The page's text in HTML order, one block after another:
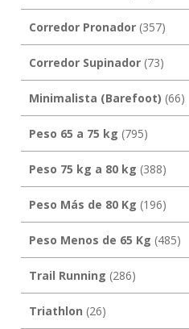
Corredor Pronador(357)
Corredor Supinador(73)
Minimalista (Barefoot) (66)
Peso 65 a 75 kg (795)
Peso 75 kg a 80 kg (388)
Peso Más de 80 Kg (196)
Peso Menos de 65 Kg (485)
Trail Running (286)
Triathlon (26)